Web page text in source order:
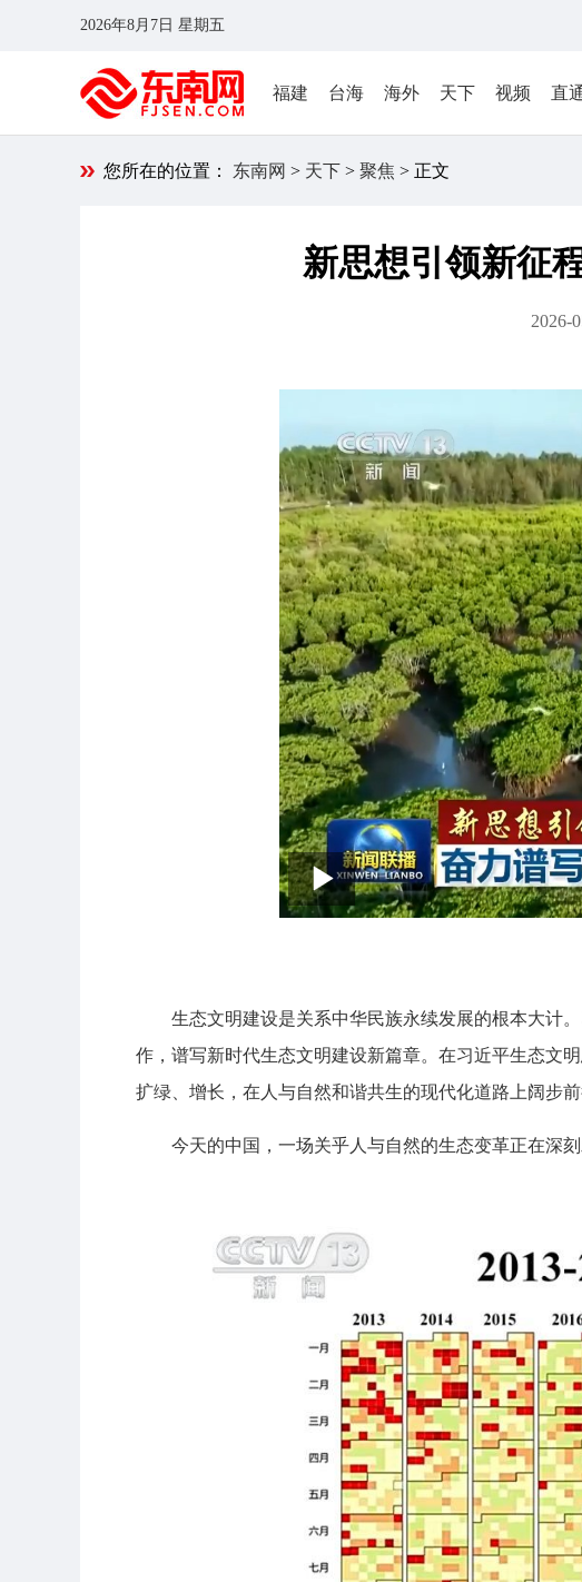
2026年8月7日 星期五
福建 台海 海外 天下 视频 直
您所在的位置： 东南网 > 天下 > 聚焦 > 正文
新思想引领新征
2026-
生态文明建设是关系中华民族永续发展的根本大计
作，谱写新时代生态文明建设新篇章。在习近平生态文
扩绿、增长，在人与自然和谐共生的现代化道路上阔步前
今天的中国，一场关乎人与自然的生态变革正在深刻